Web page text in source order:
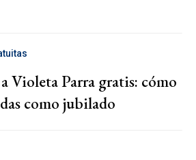
Violeta Parra gratis: cómo
como jubilado